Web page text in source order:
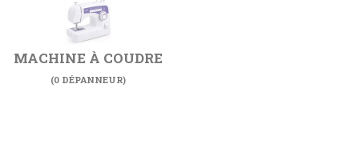
MACHINE À COUDRE
(0 DÉPANNEUR)